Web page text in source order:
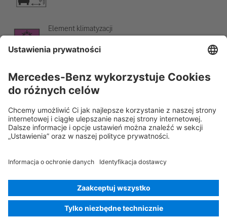
Element klimatyzacji
223.979
© 2026Mercedes-Benz AG
Oznaczenie usługodawcy
Ustawienia cookies